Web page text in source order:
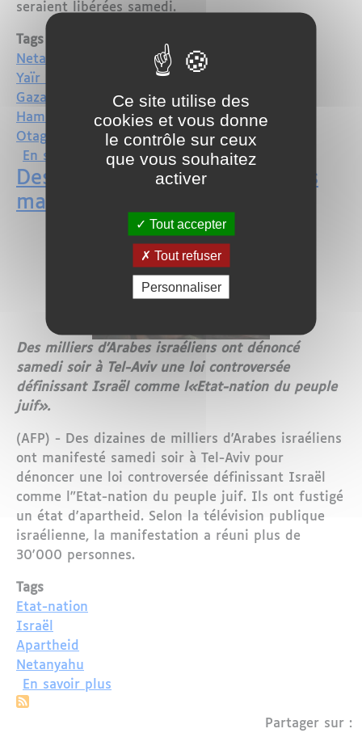
seraient libérées samedi.
Tags
Netanyahu
Yaïr Lapid
Gaza
Hamas
Otage
En savoir plussur Démission du chef de l'armée
Des milliers d'Arabes israéliens
manifestent à Tel-Aviv
Des milliers d'Arabes israéliens ont dénoncé
samedi soir à Tel-Aviv une loi controversée
définissant Israël comme l«Etat-nation du peuple
juif».
(AFP) - Des dizaines de milliers d'Arabes israéliens
ont manifesté samedi soir à Tel-Aviv pour
dénoncer une loi controversée définissant Israël
comme l"Etat-nation du peuple juif. Ils ont fustigé
un état d'apartheid. Selon la télévision publique
israélienne, la manifestation a réuni plus de
30'000 personnes.
Tags
Etat-nation
Israël
Apartheid
Netanyahu
En savoir plus
Partager sur :
Ce site utilise des
cookies et vous donne
le contrôle sur ceux
que vous souhaitez
activer
Tout accepter
Tout refuser
Personnaliser